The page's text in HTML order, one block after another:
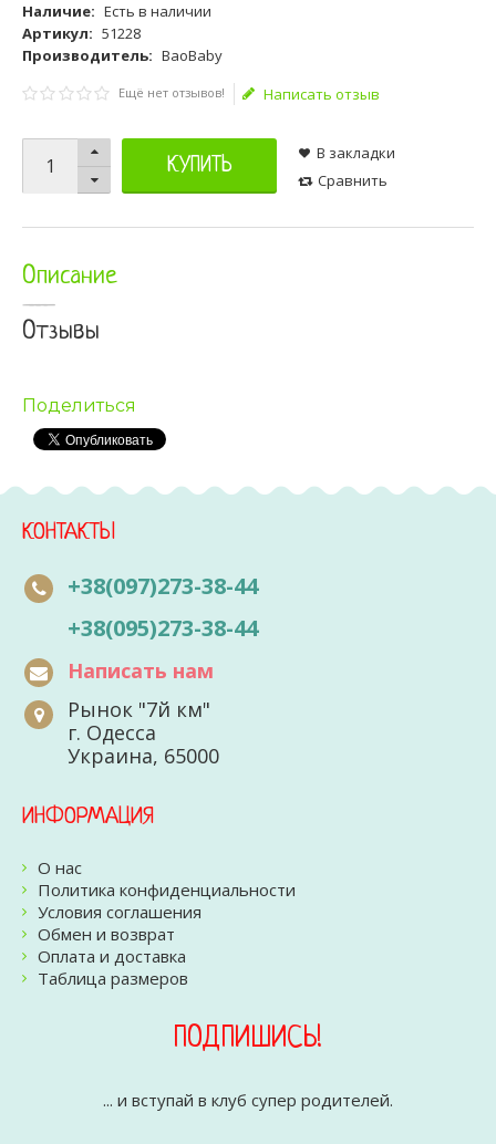
Наличие: Есть в наличии
Артикул: 51228
Производитель: BaoBaby
Ещё нет отзывов! Написать отзыв
КУПИТЬ
В закладки
Сравнить
Описание
Отзывы
Поделиться
КОНТАКТЫ
+38(097)273-38-44
+38(095)273-38-44
Написать нам
Рынок "7й км"
г. Одесса
Украина, 65000
ИНФОРМАЦИЯ
О нас
Политика конфиденциальности
Условия соглашения
Обмен и возврат
Оплата и доставка
Таблица размеров
ПОДПИШИСЬ!
... и вступай в клуб супер родителей.